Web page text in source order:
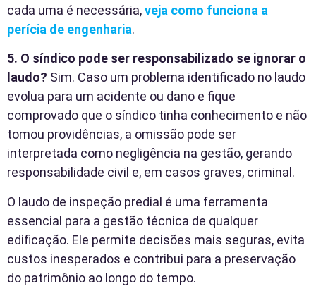
cada uma é necessária,veja como funciona a
perícia de engenharia.
5. O síndico pode ser responsabilizado se ignorar o
laudo? Sim. Caso um problema identificado no laudo
evolua para um acidente ou dano e fique
comprovado que o síndico tinha conhecimento e não
tomou providências, a omissão pode ser
interpretada como negligência na gestão, gerando
responsabilidade civil e, em casos graves, criminal.
O laudo de inspeção predial é uma ferramenta
essencial para a gestão técnica de qualquer
edificação. Ele permite decisões mais seguras, evita
custos inesperados e contribui para a preservação
do patrimônio ao longo do tempo.